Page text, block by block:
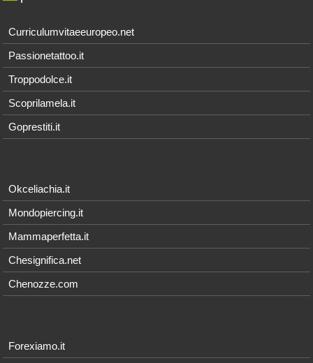
Curriculumvitaeeuropeo.net
Passionetattoo.it
Troppodolce.it
Scoprilamela.it
Goprestiti.it
Okceliachia.it
Mondopiercing.it
Mammaperfetta.it
Chesignifica.net
Chenozze.com
Forexiamo.it